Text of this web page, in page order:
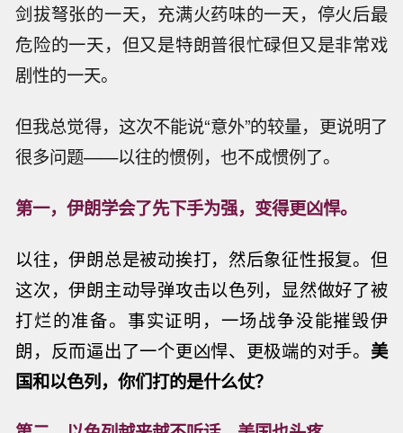
剑拔弩张的一天，充满火药味的一天，停火后最
危险的一天，但又是特朗普很忙碌但又是非常戏
剧性的一天。
但我总觉得，这次不能说“意外”的较量，更说明了
很多问题——以往的惯例，也不成惯例了。
第一，伊朗学会了先下手为强，变得更凶悍。
以往，伊朗总是被动挨打，然后象征性报复。但
这次，伊朗主动导弹攻击以色列， 显然做好了被
打烂的准备。 事实证明，一场战争没能摧毁伊
朗，反而逼出了一个更凶悍、更极端的对手。 美
国和以色列，你们打的是什么仗？